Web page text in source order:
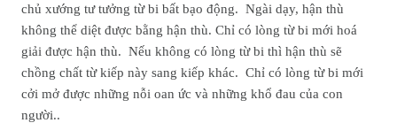
chủ xướng tư tưởng từ bi bất bạo động. Ngài dạy, hận thù
không thể diệt được bằng hận thù. Chỉ có lòng từ bi mới hoá
giải được hận thù. Nếu không có lòng từ bi thì hận thù sẽ
chồng chất từ kiếp này sang kiếp khác. Chỉ có lòng từ bi mới
cởi mở được những nỗi oan ức và những khổ đau của con
người..